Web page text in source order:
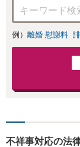
例） 離婚 慰謝料
不祥事対応の法